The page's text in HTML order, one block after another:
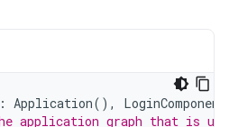
: Application(),
application graph that is